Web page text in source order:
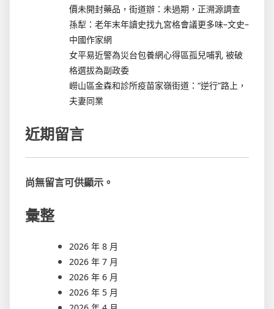
價未開封藥品，街道辦：未過期，正溯源調查
孫犁：老年末年讀史找九宮格會議更多味–文史–
中國作家網
女平易近警為災台包養網心得區孤兒哺乳 被破
格選拔為副政委
嶗山區金森和診所疫苗家嶺街道：“逆行”路上，
夫妻同業
近期留言
尚無留言可供顯示。
彙整
2026 年 8 月
2026 年 7 月
2026 年 6 月
2026 年 5 月